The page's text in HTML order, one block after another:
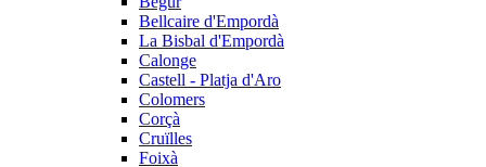
Bellcaire d'Empordà
La Bisbal d'Empordà
Calonge
Castell - Platja d'Aro
Colomers
Corçà
Cruïlles
Foixà